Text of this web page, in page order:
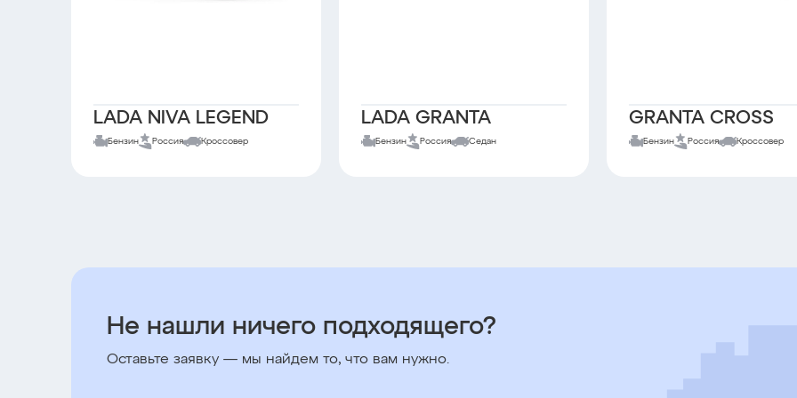
LADA NIVA LEGEND
Бензин Россия Кроссовер
LADA GRANTA
Бензин Россия Седан
GRANTA CROSS
Бензин Россия Кроссовер
Не нашли ничего подходящего?
Оставьте заявку — мы найдем то, что вам нужно.